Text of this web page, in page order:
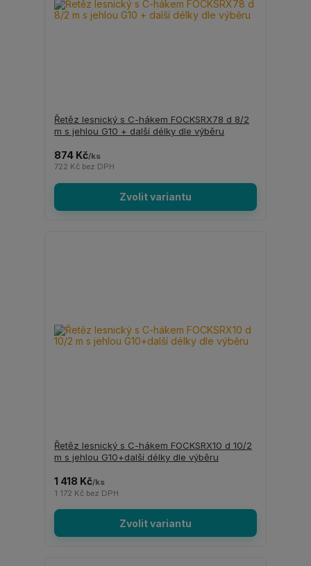
Řetěz lesnický s C-hákem FOCKSRX78 d 8/2
m s jehlou G10 + další délky dle výběru
874 Kč/ks
722 Kč bez DPH
Zvolit variantu
Řetěz lesnický s C-hákem FOCKSRX10 d 10/2
m s jehlou G10+další délky dle výběru
1 418 Kč/ks
1 172 Kč bez DPH
Zvolit variantu